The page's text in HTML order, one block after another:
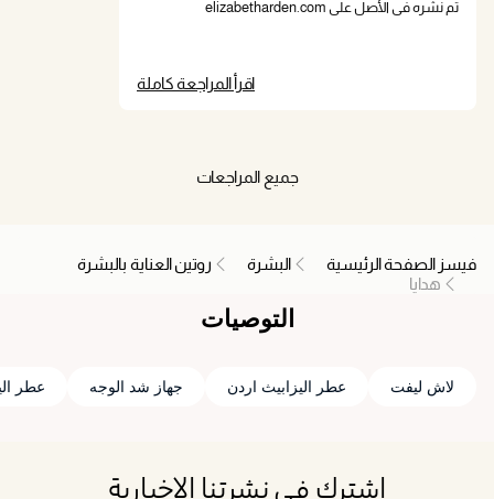
تم نشره في الأصل على elizabetharden.com
اقرأ المراجعة كاملة
جميع المراجعات
فيسز الصفحة الرئيسية البشرة
روتين العناية بالبشرة
هدايا
التوصيات
لاش ليفت عطر اليزابيث اردن جهاز شد الوجه عطر
اشترك في نشرتنا الإخبارية